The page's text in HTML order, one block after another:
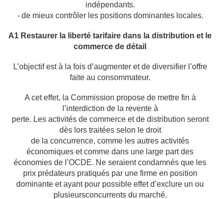
indépendants.
- de mieux contrôler les positions dominantes locales.
A1 Restaurer la liberté tarifaire dans la distribution et le
commerce de détail
L’objectif est à la fois d’augmenter et de diversifier l’offre
faite au consommateur.
A cet effet, la Commission propose de mettre fin à
l’interdiction de la revente à
perte. Les activités de commerce et de distribution seront
dès lors traitées selon le droit
de la concurrence, comme les autres activités
économiques et comme dans une large part des
économies de l’OCDE. Ne seraient condamnés que les
prix prédateurs pratiqués par une firme en position
dominante et ayant pour possible effet d’exclure un ou
plusieursconcurrents du marché.